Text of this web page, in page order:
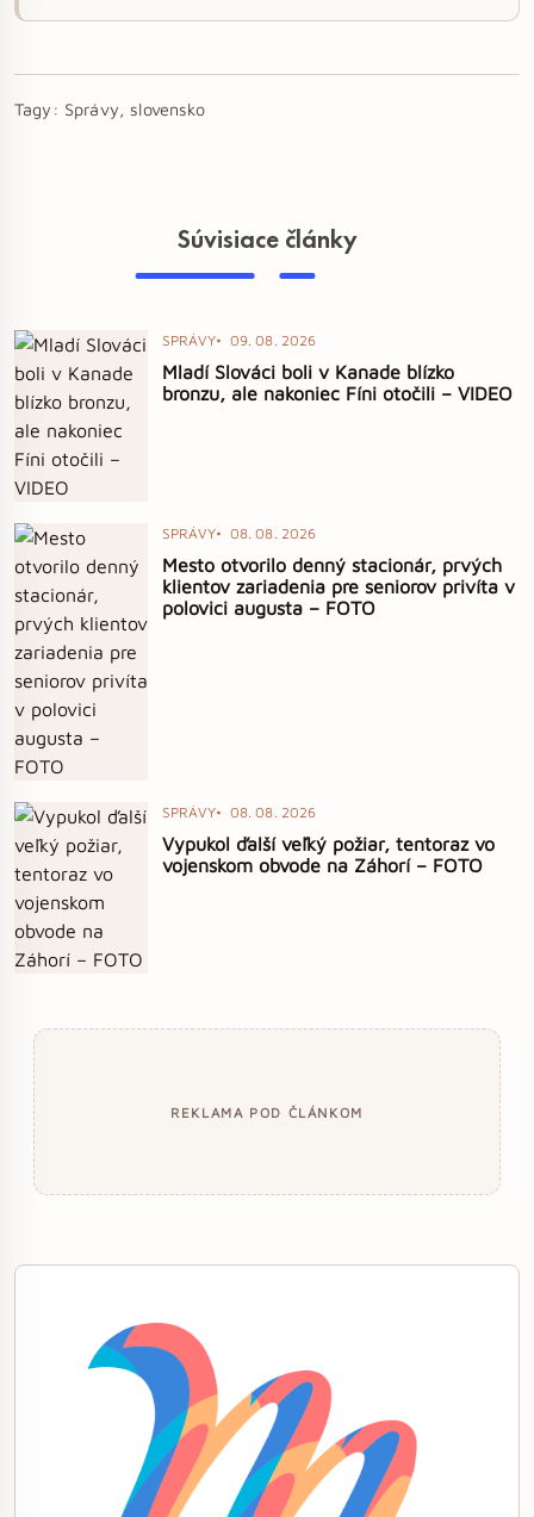
Tagy: Správy, slovensko
Súvisiace články
SPRÁVY 09. 08. 2026
Mladí Slováci boli v Kanade blízko
bronzu, ale nakoniec Fíni otočili – VIDEO
SPRÁVY 08. 08. 2026
Mesto otvorilo denný stacionár, prvých
klientov zariadenia pre seniorov privíta v
polovici augusta – FOTO
SPRÁVY 08. 08. 2026
Vypukol ďalší veľký požiar, tentoraz vo
vojenskom obvode na Záhorí – FOTO
REKLAMA POD ČLÁNKOM